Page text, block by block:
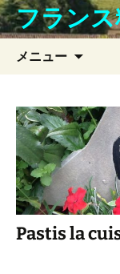
コ
ン フラン
メニュー
Pastis la